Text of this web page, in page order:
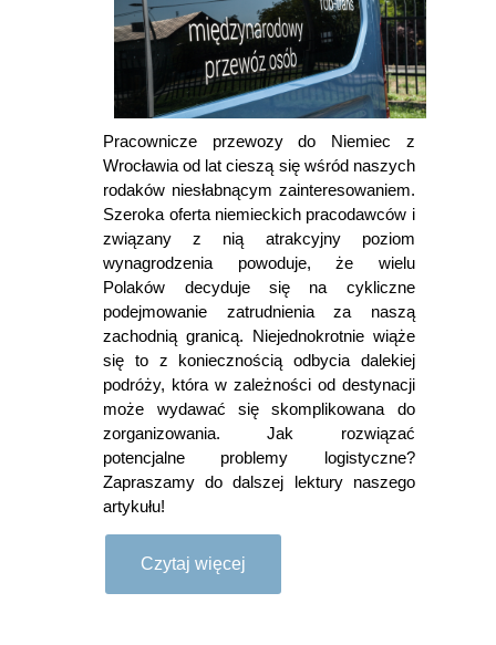
Pracownicze przewozy do Niemiec z
Wrocławia od lat cieszą się wśród naszych
rodaków niesłabnącym zainteresowaniem.
Szeroka oferta niemieckich pracodawców i
związany z nią atrakcyjny poziom
wynagrodzenia powoduje, że wielu
Polaków decyduje się na cykliczne
podejmowanie zatrudnienia za naszą
zachodnią granicą. Niejednokrotnie wiąże
się to z koniecznością odbycia dalekiej
podróży, która w zależności od destynacji
może wydawać się skomplikowana do
zorganizowania. Jak rozwiązać
potencjalne problemy logistyczne?
Zapraszamy do dalszej lektury naszego
artykułu!
Czytaj więcej